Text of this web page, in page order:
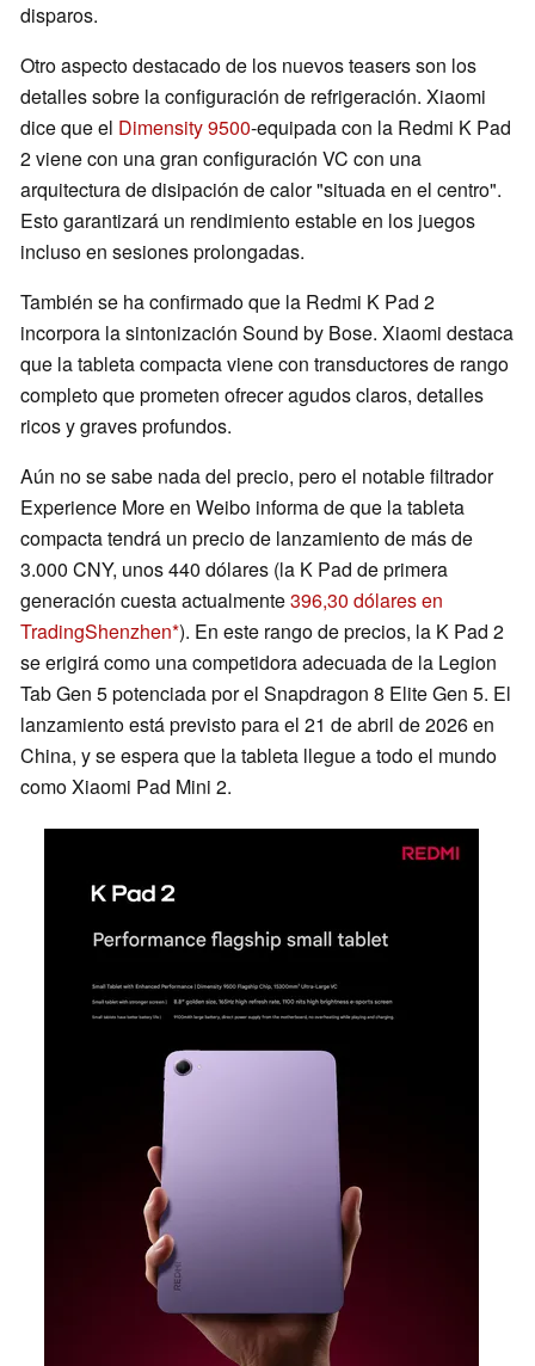
disparos.
Otro aspecto destacado de los nuevos teasers son los
detalles sobre la configuración de refrigeración. Xiaomi
dice que el Dimensity 9500-equipada con la Redmi K Pad
2 viene con una gran configuración VC con una
arquitectura de disipación de calor "situada en el centro".
Esto garantizará un rendimiento estable en los juegos
incluso en sesiones prolongadas.
También se ha confirmado que la Redmi K Pad 2
incorpora la sintonización Sound by Bose. Xiaomi destaca
que la tableta compacta viene con transductores de rango
completo que prometen ofrecer agudos claros, detalles
ricos y graves profundos.
Aún no se sabe nada del precio, pero el notable filtrador
Experience More en Weibo informa de que la tableta
compacta tendrá un precio de lanzamiento de más de
3.000 CNY, unos 440 dólares (la K Pad de primera
generación cuesta actualmente396,30 dólares en
TradingShenzhen ). En este rango de precios, la K Pad 2
se erigirá como una competidora adecuada de la Legion
Tab Gen 5 potenciada por el Snapdragon 8 Elite Gen 5. El
lanzamiento está previsto para el 21 de abril de 2026 en
China, y se espera que la tableta llegue a todo el mundo
como Xiaomi Pad Mini 2.